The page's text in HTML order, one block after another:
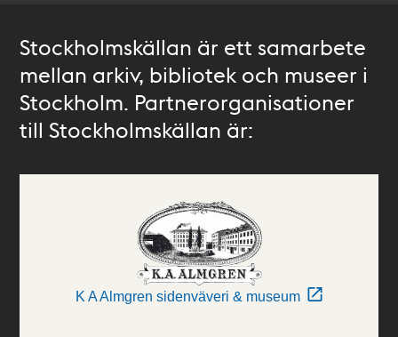
Stockholmskällan är ett samarbete
mellan arkiv, bibliotek och museer i
Stockholm. Partnerorganisationer
till Stockholmskällan är:
K A Almgren sidenväveri & museum